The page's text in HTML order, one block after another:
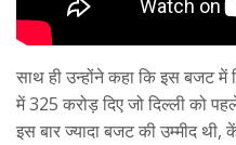
साथ ही उन्होंने कहा कि इस बजट
में 325 करोड़ दिए जो दिल्ली को
इस बार ज्यादा बजट की उम्मीद